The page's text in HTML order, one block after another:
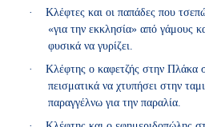
·
Κλέφτες και οι παπάδες που
«για την εκκλησία» από γάμους
φυσικά να γυρίζει.
·
Κλέφτης ο καφετζής στην Πλάκα
πεισματικά να χτυπήσει στην
παραγγέλνω για την παραλία.